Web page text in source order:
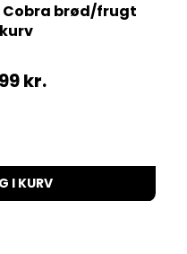
Cobra brød/frugt
kurv
kr.
I KURV